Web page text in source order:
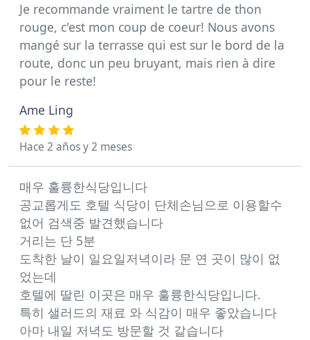
Je recommande vraiment le tartre de thon
rouge, c'est mon coup de coeur! Nous avons
mangé sur la terrasse qui est sur le bord de la
route, donc un peu bruyant, mais rien à dire
pour le reste!
Ame Ling
Hace 2 años y 2 meses
매우 훌륭한식당입니다
공교롭게도 호텔 식당이 단체손님으로 이용할수
없어 검색중 발견했습니다
거리는 단 5분
도착한 날이 일요일저녁이라 문 연 곳이 많이 없
었는데
호텔에 딸린 이곳은 매우 훌륭한식당입니다.
특히 샐러드의 재료 와 식감이 매우 좋았습니다
아마 내일 저녁도 방문할 것 같습니다